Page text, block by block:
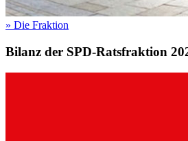
» Die Fraktion
Bilanz der SPD-Ratsfraktion